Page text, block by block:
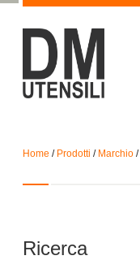
Home / Prodotti / Marchio /
Ricerca